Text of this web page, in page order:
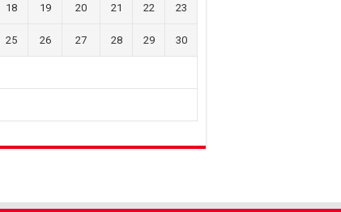
18 19 20 21 22 23
25 26 27 28 29 30